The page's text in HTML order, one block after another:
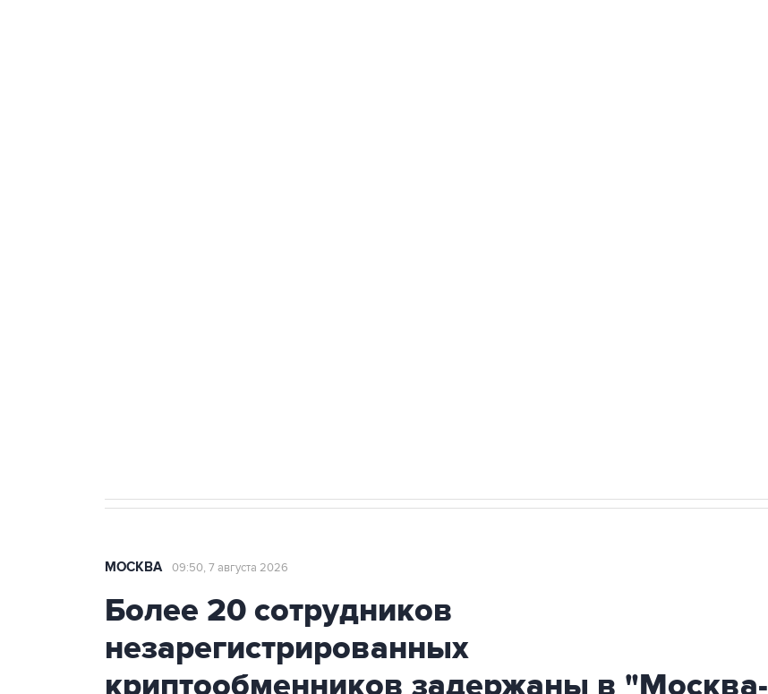
МОСКВА 09:50, 7 августа 2026
Более 20 сотрудников
незарегистрированных
криптообменников задержаны в "Москва-